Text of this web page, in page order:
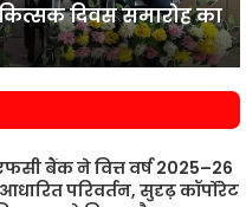
दिवस समारोह का
बैंक ने वित्त वर्ष 2025–26
परिवर्तन, सुदृढ़ कॉर्पोरेट